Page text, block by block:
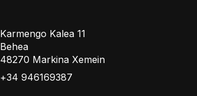
Karmengo Kalea 11
Behea
48270 Markina Xemein
+34 946169387